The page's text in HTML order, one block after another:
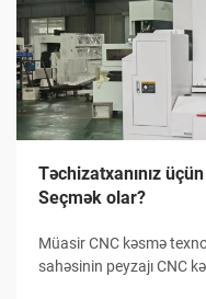
Təchizatxanınız
Seçmək olar?
Müasir CNC kəsmə
sahəsinin peyzajı CNC